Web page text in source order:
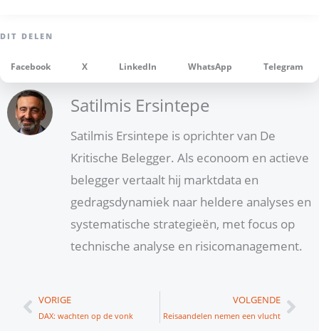
Facebook X LinkedIn WhatsApp Telegram
Satilmis Ersintepe
Satilmis Ersintepe is oprichter van De
Kritische Belegger. Als econoom en actieve
belegger vertaalt hij marktdata en
gedragsdynamiek naar heldere analyses en
systematische strategieën, met focus op
technische analyse en risicomanagement.
Vorige
VORIGE
DAX: wachten op de vonk
VOLGENDE
Reisaandelen nemen een vlucht